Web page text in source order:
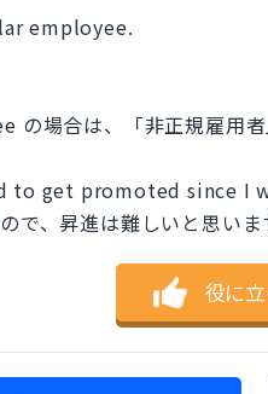
employee.
場合は、「非正規雇用者
get promoted since I
で、昇進は難しいと思いま
役に